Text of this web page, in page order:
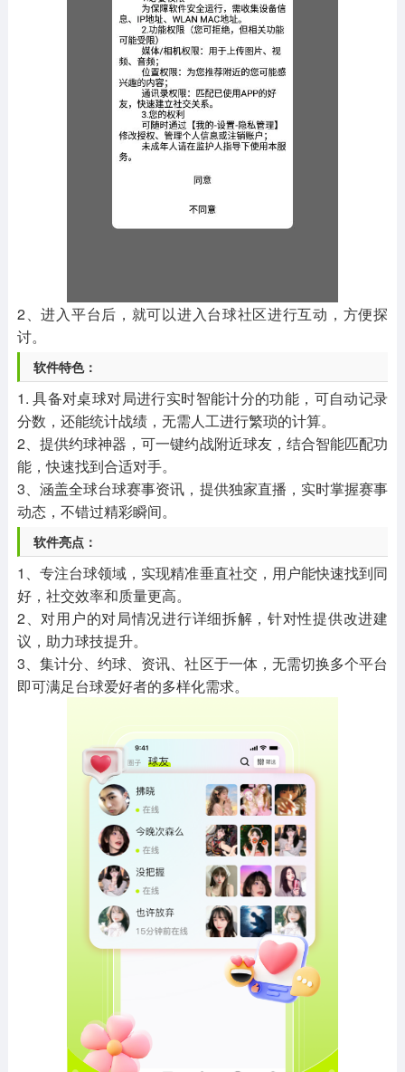
2、进入平台后，就可以进入台球社区进行互动，方便探
讨。
软件特色：
1. 具备对桌球对局进行实时智能计分的功能，可自动记录
分数，还能统计战绩，无需人工进行繁琐的计算。
2、提供约球神器，可一键约战附近球友，结合智能匹配功
能，快速找到合适对手。
3、涵盖全球台球赛事资讯，提供独家直播，实时掌握赛事
动态，不错过精彩瞬间。
软件亮点：
1、专注台球领域，实现精准垂直社交，用户能快速找到同
好，社交效率和质量更高。
2、对用户的对局情况进行详细拆解，针对性提供改进建
议，助力球技提升。
3、集计分、约球、资讯、社区于一体，无需切换多个平台
即可满足台球爱好者的多样化需求。